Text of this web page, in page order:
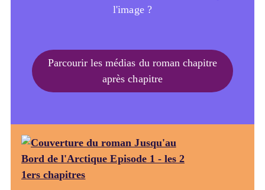
l'image ?
Parcourir les médias du roman chapitre
après chapitre